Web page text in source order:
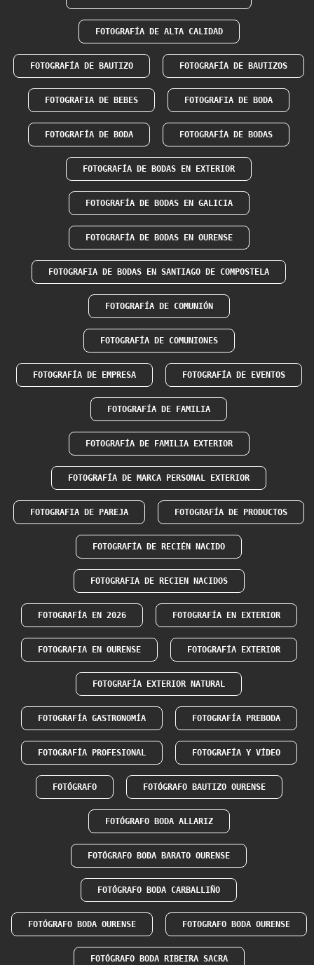
FOTOGRAFÍA DE ALTA CALIDAD
FOTOGRAFÍA DE BAUTIZO FOTOGRAFÍA DE BAUTIZOS
FOTOGRAFIA DE BEBES FOTOGRAFIA DE BODA
FOTOGRAFÍA DE BODA FOTOGRAFÍA DE BODAS
FOTOGRAFÍA DE BODAS EN EXTERIOR
FOTOGRAFÍA DE BODAS EN GALICIA
FOTOGRAFÍA DE BODAS EN OURENSE
FOTOGRAFIA DE BODAS EN SANTIAGO DE COMPOSTELA
FOTOGRAFÍA DE COMUNIÓN
FOTOGRAFÍA DE COMUNIONES
FOTOGRAFÍA DE EMPRESA FOTOGRAFÍA DE EVENTOS
FOTOGRAFÍA DE FAMILIA
FOTOGRAFÍA DE FAMILIA EXTERIOR
FOTOGRAFÍA DE MARCA PERSONAL EXTERIOR
FOTOGRAFIA DE PAREJA FOTOGRAFÍA DE PRODUCTOS
FOTOGRAFÍA DE RECIÉN NACIDO
FOTOGRAFIA DE RECIEN NACIDOS
FOTOGRAFÍA EN 2026 FOTOGRAFÍA EN EXTERIOR
FOTOGRAFIA EN OURENSE FOTOGRAFÍA EXTERIOR
FOTOGRAFÍA EXTERIOR NATURAL
FOTOGRAFÍA GASTRONOMÍA FOTOGRAFÍA PREBODA
FOTOGRAFÍA PROFESIONAL FOTOGRAFÍA Y VÍDEO
FOTÓGRAFO FOTÓGRAFO BAUTIZO OURENSE
FOTÓGRAFO BODA ALLARIZ
FOTÓGRAFO BODA BARATO OURENSE
FOTÓGRAFO BODA CARBALLIÑO
FOTÓGRAFO BODA OURENSE FOTOGRAFO BODA OURENSE
FOTÓGRAFO BODA RIBEIRA SACRA